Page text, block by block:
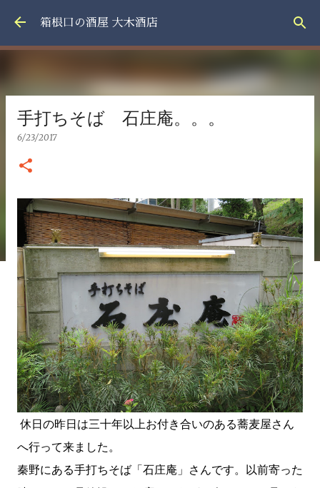
スキップしてメイン コンテンツに移動
箱根口の酒屋 大木酒店
手打ちそば 石庄庵。。。
6/23/2017
休日の昨日は三十年以上お付き合いのある蕎麦屋さん
へ行って来ました。
秦野にある手打ちそば「石庄庵」さんです。以前寄った